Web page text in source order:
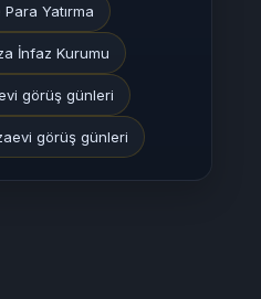
Yatırma
İnfaz Kurumu
görüş günleri
görüş günleri